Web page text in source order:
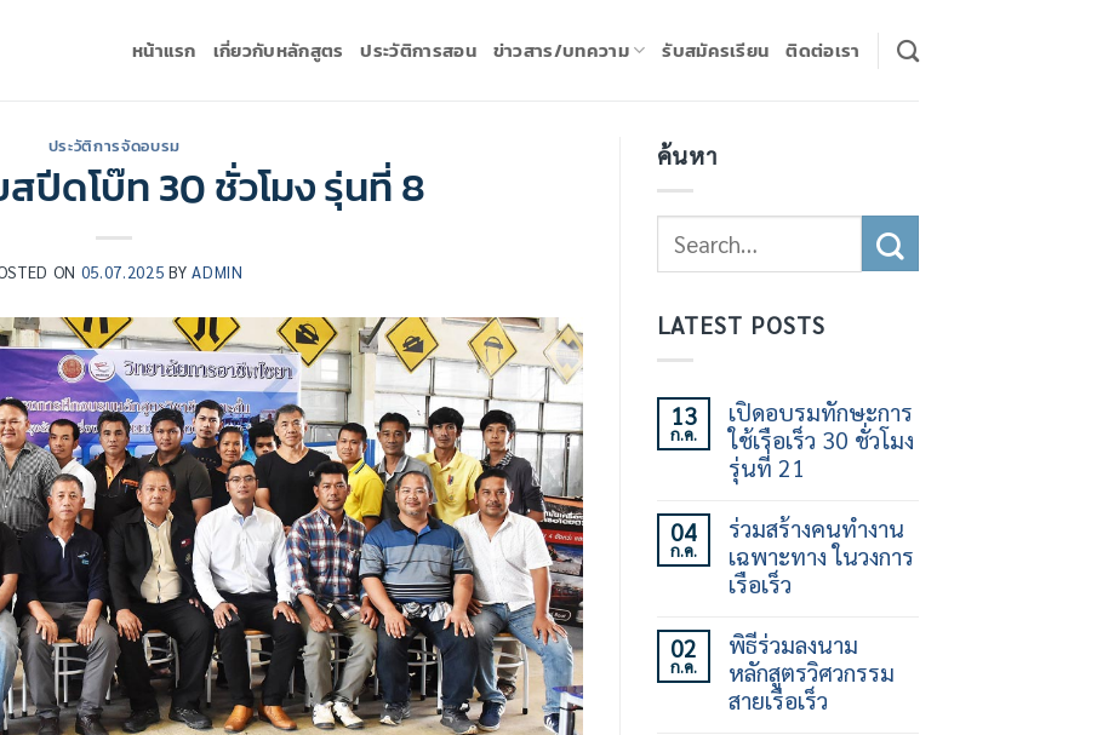
หน้าแรก เกี่ยวกับหลักสูตร ประวัติการสอน ข่าวสาร/บทความ รับสมัครเรียน ติดต่อเรา
ประวัติการจัดอบรม
ปีดโบ๊ท 30 ชั่วโมง รุ่นที่ 8
ON 05.07.2025 BYADMIN
ค้นหา
LATEST POSTS
13
ก.ค.
เปิดอบรมทักษะการ
ใช้เรือเร็ว 30 ชั่วโมง
รุ่นที่ 21
ความ
เห็น
บน
เปิด
อบรม
การ
ใช้
เรือ
เร็ว
30
04
ก.ค.
ร่วมสร้างคนทำงาน
เฉพาะทาง ในวงการ
เรือเร็ว
ความ
เห็น
บน
ร่วม
สร้าง
02
ก.ค.
พิธีร่วมลงนาม
หลักสูตรวิศวกรรม
สายเรือเร็ว